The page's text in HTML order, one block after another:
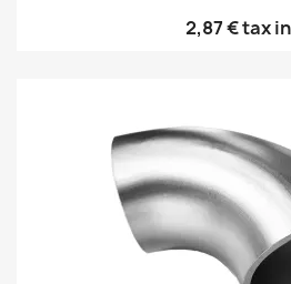
2,87 €tax